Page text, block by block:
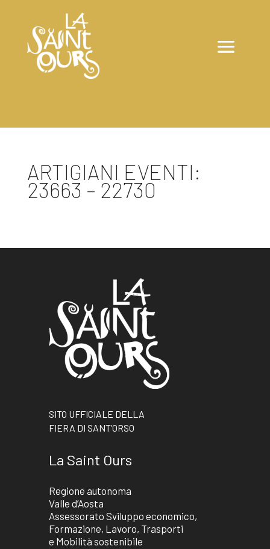
ARTIGIANI EVENTI:
23663 – 22730
SITO UFFICIALE DELLA
FIERA DI SANT’ORSO
La Saint Ours
Regione autonoma
Valle d’Aosta
Assessorato Sviluppo economico,
Formazione, Lavoro, Trasporti
e Mobilità sostenibile